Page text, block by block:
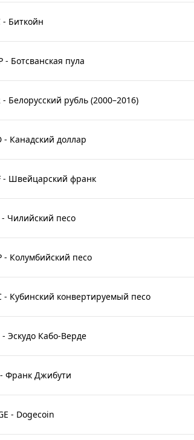
- Биткойн
- Ботсванская пула
- Белорусский рубль (2000–2016)
- Канадский доллар
- Швейцарский франк
- Чилийский песо
- Колумбийский песо
- Кубинский конвертируемый песо
- Эскудо Кабо-Верде
- Франк Джибути
- Dogecoin